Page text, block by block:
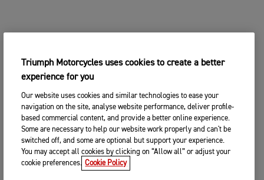
Triumph Motorcycles uses cookies to create a better
experience for you
Our website uses cookies and similar technologies to ease your
navigation on the site, analyse website performance, deliver profile-
based commercial content, and provide a better online experience.
Some are necessary to help our website work properly and can't be
switched off, and some are optional but support your experience.
You may accept all cookies by clicking on “Allow all” or adjust your
cookie preferences. Cookie Policy